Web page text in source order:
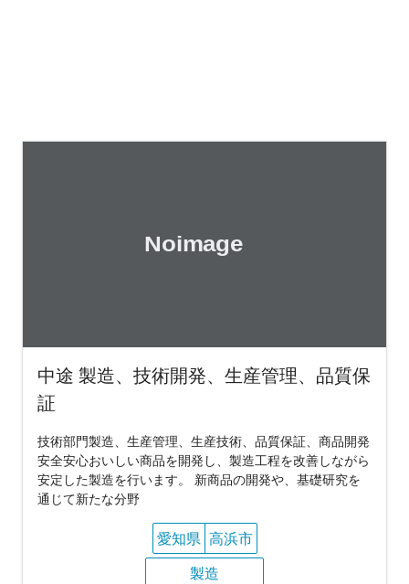
中途 製造、技術開発、生産管理、品質保
証
技術部門製造、生産管理、生産技術、品質保証、商品開発
安全安心おいしい商品を開発し、製造工程を改善しながら
安定した製造を行います。 新商品の開発や、基礎研究を
通じて新たな分野
愛知県 高浜市
製造